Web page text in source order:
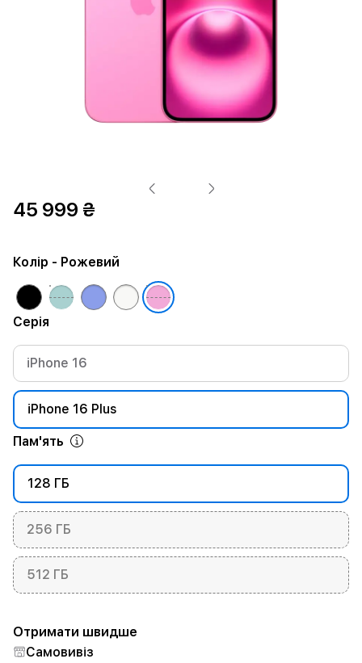
45 999 ₴
Серія
iPhone 16
iPhone 16 Plus
Пам'ять
128 ГБ
256 ГБ
512 ГБ
Колір - Рожевий
Отримати швидше
Самовивіз